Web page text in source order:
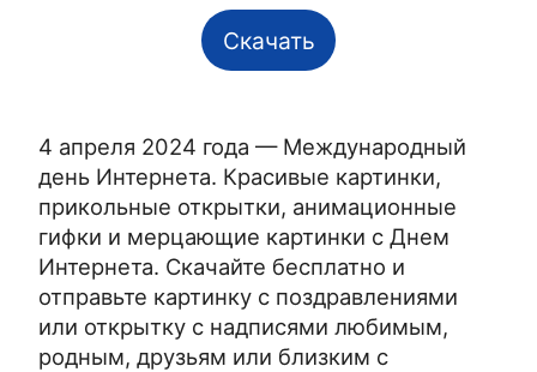
Скачать
4 апреля 2024 года — Международный
день Интернета. Красивые картинки,
прикольные открытки, анимационные
гифки и мерцающие картинки с Днем
Интернета. Скачайте бесплатно и
отправьте картинку с поздравлениями
или открытку с надписями любимым,
родным, друзьям или близким с